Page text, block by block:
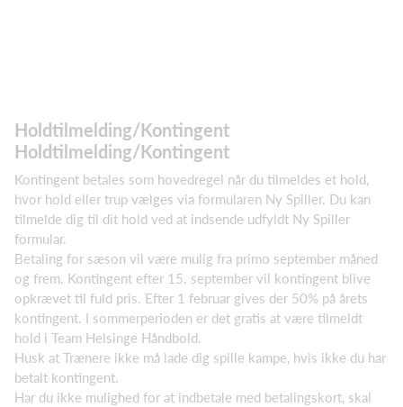
​Holdtilmelding/Kontingent
​Holdtilmelding/Kontingent
Kontingent betales som hovedregel når du tilmeldes et hold,
hvor hold eller trup vælges via formularen Ny Spiller. Du kan
tilmelde dig til dit hold ved at indsende udfyldt Ny Spiller
formular.
Betaling for sæson vil være mulig fra primo september måned
og frem. Kontingent efter 15. september vil kontingent blive
opkrævet til fuld pris. Efter 1 februar gives der 50% på årets
kontingent. I sommerperioden er det gratis at være tilmeldt
hold i Team Helsinge Håndbold.
Husk at Trænere ikke må lade dig spille kampe, hvis ikke du har
betalt kontingent.
Har du ikke mulighed for at indbetale med betalingskort, skal